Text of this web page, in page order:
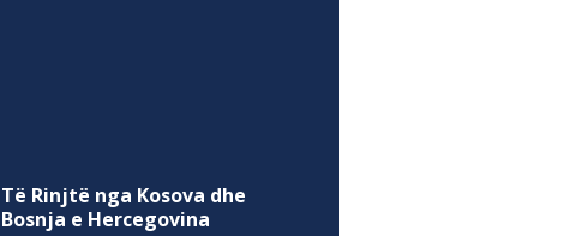
Digjitale dhe Shëndetin Mendor
Qer 26, 2026|Edukim,Lajme,